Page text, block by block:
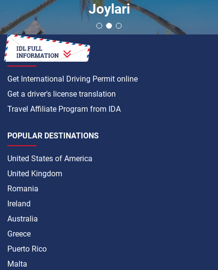
Joylari
HOW TO
Get International Driving Permit online
Get a driver's license translation
Travel Affiliate Program from IDA
POPULAR DESTINATIONS
United States of America
United Kingdom
Romania
Ireland
Australia
Greece
Puerto Rico
Malta